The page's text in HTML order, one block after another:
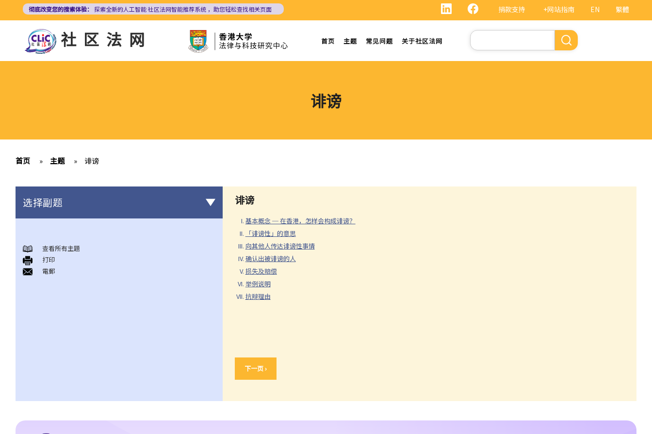
内
EN 繁體
捐款支持 +网站指南
彻底改变您的搜索体验： 探索全新的人工智能社区法网智能推荐系统 ，助您轻松查找相关页面
社区法网 首页 主题 常见问题 关于社区法网
搜
索
诽谤
首页 » 主题 » 诽谤
诽谤
基本概念 ─ 在香港，怎样会构成诽谤？
「诽谤性」的意思
向其他人传达诽谤性事情
确认出被诽谤的人
损失及赔偿
举例说明
抗辩理由
下一页 ›
选择副题
1. 口头说出的诽谤事情，是否通常会被视为「短暂形式诽谤」？为
甚么我们需要区分「永久形式诽谤」和「短暂形式诽谤」？
2. 在香港，甚么法庭会审理诽谤案件？这些案件是由法官还是由陪
构成诽谤，在这个情况下，怎样去决定有关字句的意思？
查看所有主題
打印
電郵